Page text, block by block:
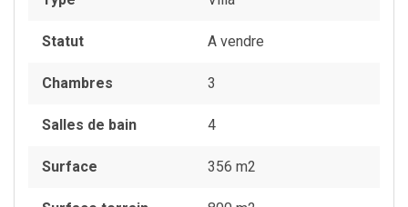
Statut A vendre
Chambres 3
Salles de bain 4
Surface 356 m2